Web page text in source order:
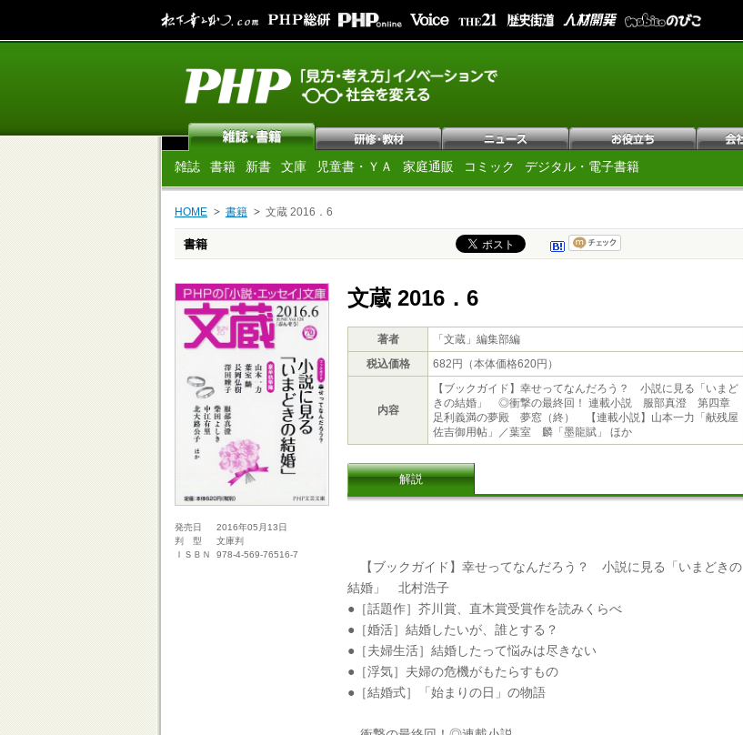
雑誌 書籍 新書 文庫 児童書・ＹＡ 家庭通販 コミック デジタル・電子書籍
HOME 書籍 文蔵 2016．6
書籍
発売日
2016年05月13日
判 型
文庫判
ＩＳＢＮ
978-4-569-76516-7
文蔵 2016．6
著者
「文蔵」編集部編
税込価格
682円（本体価格620円）
内容
【ブックガイド】幸せってなんだろう？ 小説に見る「いまど
きの結婚」 ◎衝撃の最終回！ 連載小説 服部真澄 第四章
足利義満の夢殿 夢窓（終） 【連載小説】山本一力「献残屋
佐吉御用帖」／葉室 麟「墨龍賦」 ほか
解説
【ブックガイド】幸せってなんだろう？ 小説に見る「いまどきの
結婚」 北村浩子
●［話題作］芥川賞、直木賞受賞作を読みくらべ
●［婚活］結婚したいが、誰とする？
●［夫婦生活］結婚したって悩みは尽きない
●［浮気］夫婦の危機がもたらすもの
●［結婚式］「始まりの日」の物語